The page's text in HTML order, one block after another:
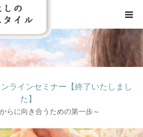
ラインセミナー【終了いたしまし
た】
らに向き合うための第一歩～